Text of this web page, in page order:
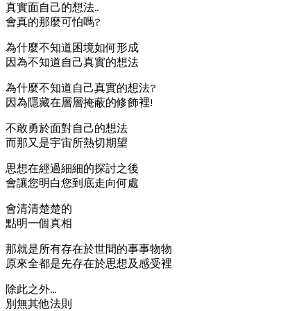
真實面自己的想法..
會真的那麼可怕嗎?
為什麼不知道困境如何形成
因為不知道自己真實的想法
為什麼不知道自己真實的想法?
因為隱藏在層層掩蔽的修飾裡!
不敢勇於面對自己的想法
而那又是宇宙所熱切期望
思想在經過細細的探討之後
會讓您明白您到底走向何處
會清清楚楚的
點明一個真相
那就是所有存在於世間的事事物物
原來全都是先存在於思想及感受裡
除此之外…
別無其他法則